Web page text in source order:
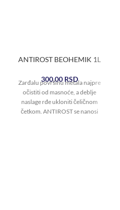
ANTIROST BEOHEMIK 1L
300,00 RSD
Zarđalu površinu metala najpre
očistiti od masnoće, a deblje
naslage rđe ukloniti čeličnom
četkom. ANTIROST se nanosi